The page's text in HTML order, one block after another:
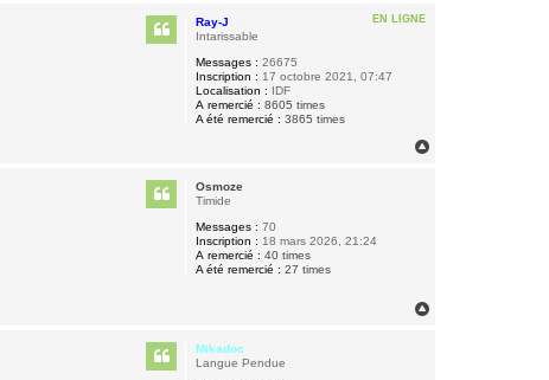
EN LIGNE
Ray-J
Intarissable
Messages : 26675
Inscription : 17 octobre 2021, 07:47
Localisation : IDF
A remercié : 8605 times
A été remercié : 3865 times
Osmoze
Timide
Messages : 70
Inscription : 18 mars 2026, 21:24
A remercié : 40 times
A été remercié : 27 times
Mikadoc
Langue Pendue